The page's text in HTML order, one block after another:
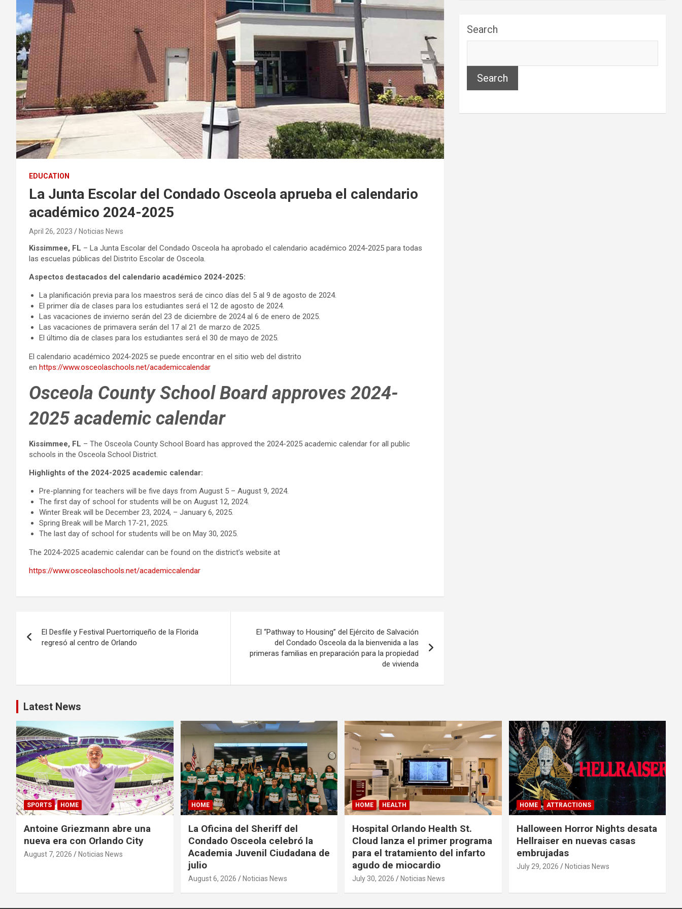
EDUCATION
La Junta Escolar del Condado Osceola aprueba el calendario
académico 2024-2025
April 26, 2023 Noticias News
Kissimmee, FL – La Junta Escolar del Condado Osceola ha aprobado el calendario académico 2024-2025 para todas
las escuelas públicas del Distrito Escolar de Osceola.
Aspectos destacados del calendario académico 2024-2025:
La planificación previa para los maestros será de cinco días del 5 al 9 de agosto de 2024.
El primer día de clases para los estudiantes será el 12 de agosto de 2024.
Las vacaciones de invierno serán del 23 de diciembre de 2024 al 6 de enero de 2025.
Las vacaciones de primavera serán del 17 al 21 de marzo de 2025.
El último día de clases para los estudiantes será el 30 de mayo de 2025.
El calendario académico 2024-2025 se puede encontrar en el sitio web del distrito
en https://www.osceolaschools.net/academiccalendar
Osceola County School Board approves 2024-
2025 academic calendar
Kissimmee, FL – The Osceola County School Board has approved the 2024-2025 academic calendar for all public
schools in the Osceola School District.
Highlights of the 2024-2025 academic calendar:
Pre-planning for teachers will be five days from August 5 – August 9, 2024.
The first day of school for students will be on August 12, 2024.
Winter Break will be December 23, 2024, – January 6, 2025.
Spring Break will be March 17-21, 2025.
The last day of school for students will be on May 30, 2025.
The 2024-2025 academic calendar can be found on the district’s website at
https://www.osceolaschools.net/academiccalendar
t
n
a
v
i
g
a
n
El Desfile y Festival Puertorriqueño de la Florida
regresó al centro de Orlando
El “Pathway to Housing” del Ejército de Salvación
del Condado Osceola da la bienvenida a las
primeras familias en preparación para la propiedad
de vivienda
Search
Search
Latest News
SPORTS HOME
Antoine Griezmann abre una
nueva era con Orlando City
August 7, 2026 Noticias News
HOME
La Oficina del Sheriff del
Condado Osceola celebró la
Academia Juvenil Ciudadana de
julio
August 6, 2026 Noticias News
HOME HEALTH
Hospital Orlando Health St.
Cloud lanza el primer programa
para el tratamiento del infarto
agudo de miocardio
July 30, 2026 Noticias News
HOME ATTRACTIONS
Halloween Horror Nights desata
Hellraiser en nuevas casas
embrujadas
July 29, 2026 Noticias News